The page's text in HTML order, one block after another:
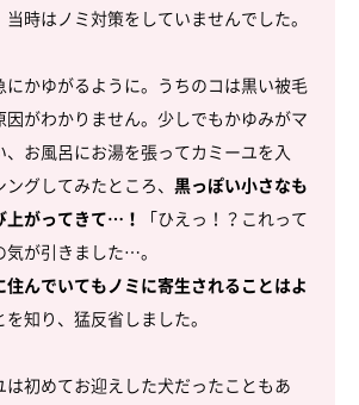
当時はノミ対策をしていませんでした。
にかゆがるように。うちのコは黒い被毛
因がわかりません。少しでもかゆみがマ
、お風呂にお湯を張ってカミーユを入
グしてみたところ、 黒っぽい小さなも
上がってきて…！
「ひえっ！？これって
が引きました…。
住んでいてもノミに寄生されることはよ
を知り、猛反省しました。
は初めてお迎えした犬だったこともあ